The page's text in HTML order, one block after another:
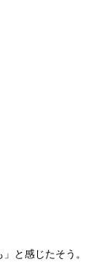
と感じたそう。